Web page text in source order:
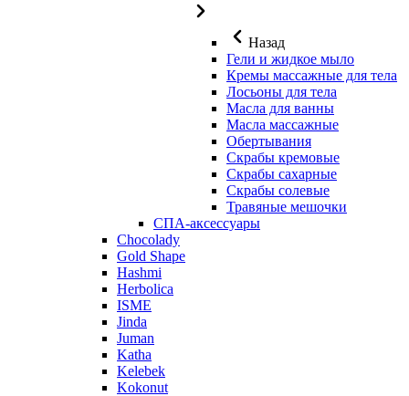
Назад
Гели и жидкое мыло
Кремы массажные для тела
Лосьоны для тела
Масла для ванны
Масла массажные
Обертывания
Скрабы кремовые
Скрабы сахарные
Скрабы солевые
Травяные мешочки
СПА-аксессуары
Chocolady
Gold Shape
Hashmi
Herbolica
ISME
Jinda
Juman
Katha
Kelebek
Kokonut